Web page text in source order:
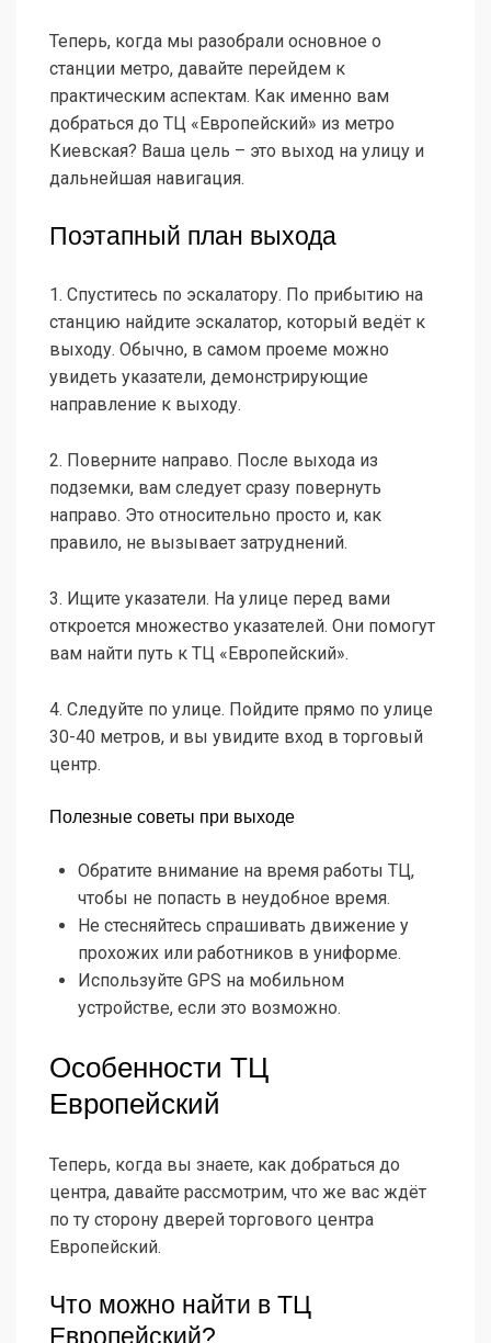
Теперь, когда мы разобрали основное о
станции метро, давайте перейдем к
практическим аспектам. Как именно вам
добраться до ТЦ «Европейский» из метро
Киевская? Ваша цель – это выход на улицу и
дальнейшая навигация.
Поэтапный план выхода
1. Спуститесь по эскалатору. По прибытию на
станцию найдите эскалатор, который ведёт к
выходу. Обычно, в самом проеме можно
увидеть указатели, демонстрирующие
направление к выходу.
2. Поверните направо. После выхода из
подземки, вам следует сразу повернуть
направо. Это относительно просто и, как
правило, не вызывает затруднений.
3. Ищите указатели. На улице перед вами
откроется множество указателей. Они помогут
вам найти путь к ТЦ «Европейский».
4. Следуйте по улице. Пойдите прямо по улице
30-40 метров, и вы увидите вход в торговый
центр.
Полезные советы при выходе
Обратите внимание на время работы ТЦ,
чтобы не попасть в неудобное время.
Не стесняйтесь спрашивать движение у
прохожих или работников в униформе.
Используйте GPS на мобильном
устройстве, если это возможно.
Особенности ТЦ
Европейский
Теперь, когда вы знаете, как добраться до
центра, давайте рассмотрим, что же вас ждёт
по ту сторону дверей торгового центра
Европейский.
Что можно найти в ТЦ
Европейский?